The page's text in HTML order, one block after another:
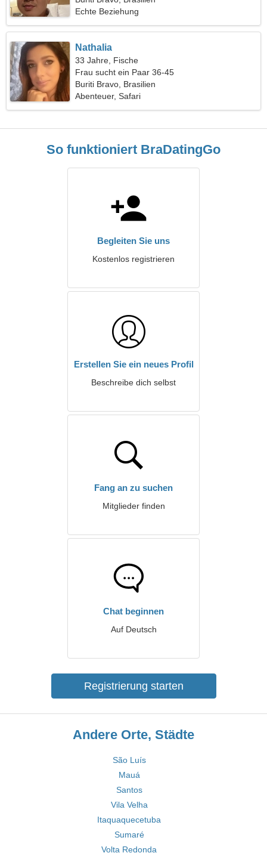
Echte Beziehung
Nathalia
33 Jahre, Fische
Frau sucht ein Paar 36-45
Buriti Bravo, Brasilien
Abenteuer, Safari
So funktioniert BraDatingGo
Begleiten Sie uns
Kostenlos registrieren
Erstellen Sie ein neues Profil
Beschreibe dich selbst
Fang an zu suchen
Mitglieder finden
Chat beginnen
Auf Deutsch
Registrierung starten
Andere Orte, Städte
São Luís
Mauá
Santos
Vila Velha
Itaquaquecetuba
Sumaré
Volta Redonda